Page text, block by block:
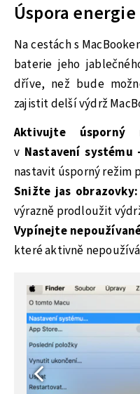
Úspora energie
Na cestách s
baterie jeho
dříve, než bude
zajistit delší výdrž
Aktivujte úsporný
v Nastavení systému
nastavit úsporný režim
Snižte jas obrazovky:
výrazně prodloužit
Vypínejte
které aktivně